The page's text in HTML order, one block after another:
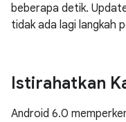
beberapa detik.
tidak ada lagi langkah
Istirahatkan
Android 6.0